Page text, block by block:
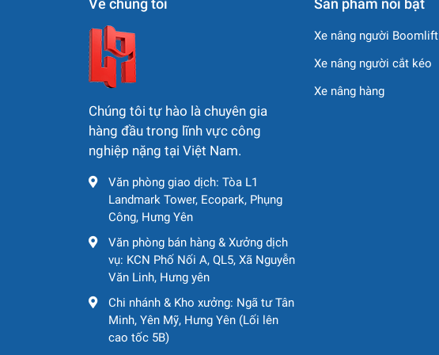
Kích thước xy-lanh bơm: 260 × 2100 mm
Dung tích phễu chứa bê tông: 600 L
Hệ thống thuỷ lực:
Về chúng tôi
Chúng tôi tự hào là chuyên gia
hàng đầu trong lĩnh vực công
nghiệp nặng tại Việt Nam.
Văn phòng giao dịch: Tòa L1
Landmark Tower, Ecopark, Phụng
Công, Hưng Yên
Văn phòng bán hàng & Xưởng dịch
vụ: KCN Phố Nối A, QL5, Xã Nguyễn
Văn Linh, Hưng yên
Chi nhánh & Kho xưởng: Ngã tư Tân
Minh, Yên Mỹ, Hưng Yên (Lối lên
cao tốc 5B)
Sản phẩm nổi bật
Xe nâng người Boomlift
Xe nâng người cắt kéo
Xe nâng hàng